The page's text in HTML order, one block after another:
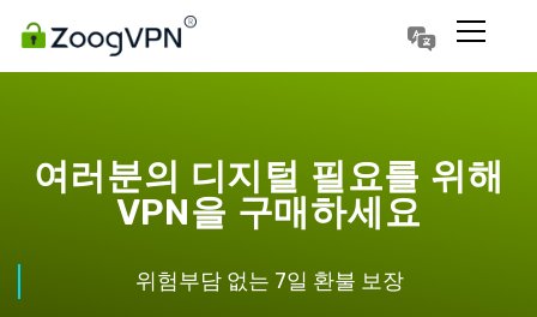
여러분의 디지털 필요를 위해
VPN을 구매하세요
위험부담 없는 7일 환불 보장